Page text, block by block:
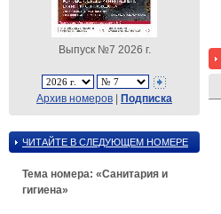
Выпуск №7 2026 г.
Архив номеров | Подписка
ЧИТАЙТЕ В СЛЕДУЮЩЕМ НОМЕРЕ
Тема номера: «Санитария и
гигиена»